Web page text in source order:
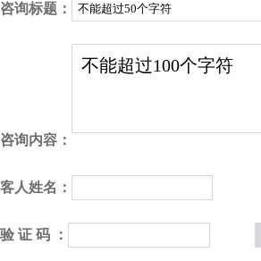
咨询标题：
咨询内容：
客人姓名：
验 证 码 ：